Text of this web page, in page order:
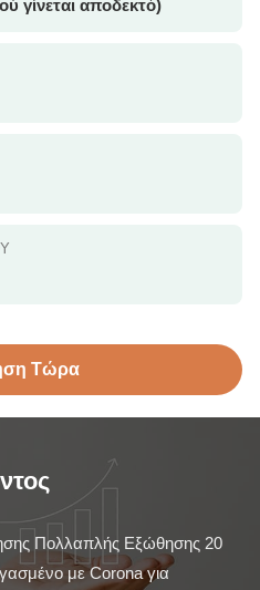
γίνεται αποδεκτό)
Τώρα
Πολλαπλής Εξώθησης 20
με Corona για